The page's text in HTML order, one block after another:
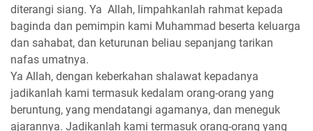
diterangi siang. Ya Allah, limpahkanlah rahmat kepada
baginda dan pemimpin kami Muhammad beserta keluarga
dan sahabat, dan keturunan beliau sepanjang tarikan
nafas umatnya.
Ya Allah, dengan keberkahan shalawat kepadanya
jadikanlah kami termasuk kedalam orang-orang yang
beruntung, yang mendatangi agamanya, dan meneguk
ajarannya. Jadikanlah kami termasuk orang-orang yang